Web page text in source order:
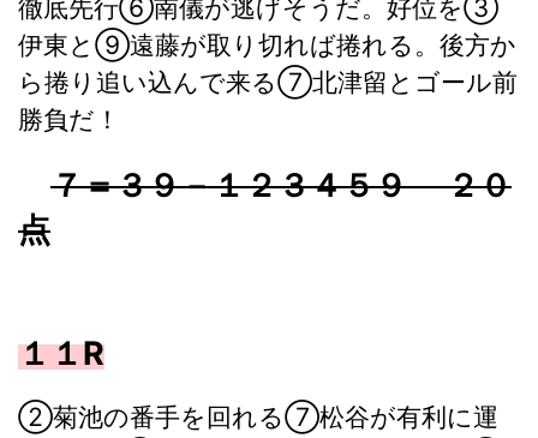
徹底先行⑥南儀が逃げそうだ。好位を③
伊東と⑨遠藤が取り切れば捲れる。後方か
ら捲り追い込んで来る⑦北津留とゴール前
勝負だ！
７＝３９－１２３４５９ ２０
点
１１R
②菊池の番手を回れる⑦松谷が有利に運